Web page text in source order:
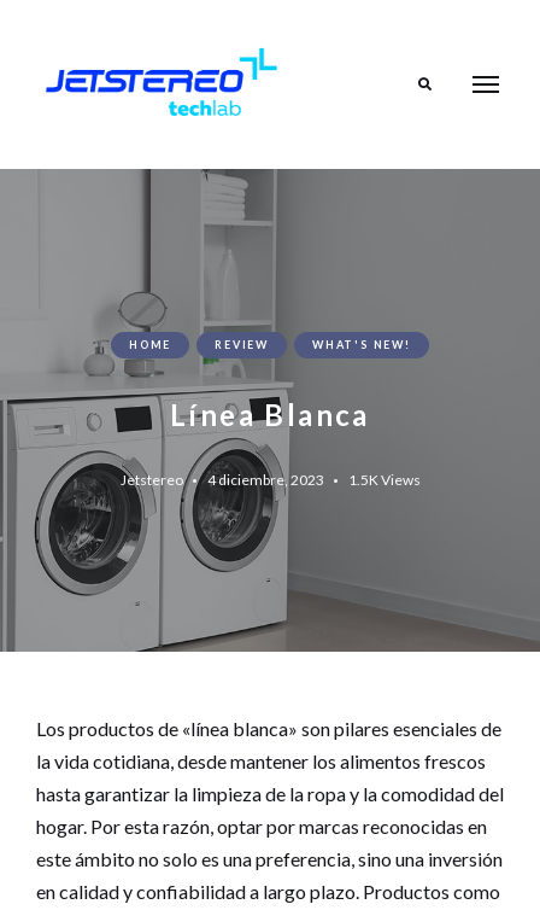
HOME REVIEW WHAT'S NEW!
Línea Blanca
Jetstereo 4 diciembre, 2023 1.5K Views
Los productos de «línea blanca» son pilares esenciales de
la vida cotidiana, desde mantener los alimentos frescos
hasta garantizar la limpieza de la ropa y la comodidad del
hogar. Por esta razón, optar por marcas reconocidas en
este ámbito no solo es una preferencia, sino una inversión
en calidad y confiabilidad a largo plazo. Productos como